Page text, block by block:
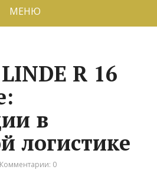
МЕНЮ
R 16
в
логистике
Комментарии: 0